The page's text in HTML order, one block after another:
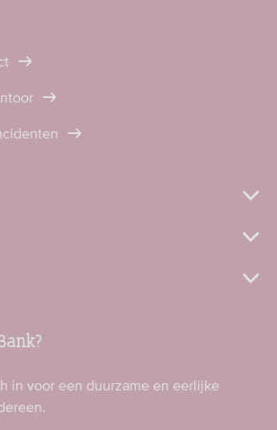
in voor een duurzame en eerlijke